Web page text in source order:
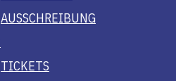
AUS­SCHREI­BUNG
TICKETS